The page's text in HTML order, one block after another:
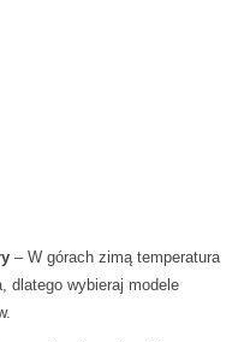
– W górach zimą temperatura
dlatego wybieraj modele